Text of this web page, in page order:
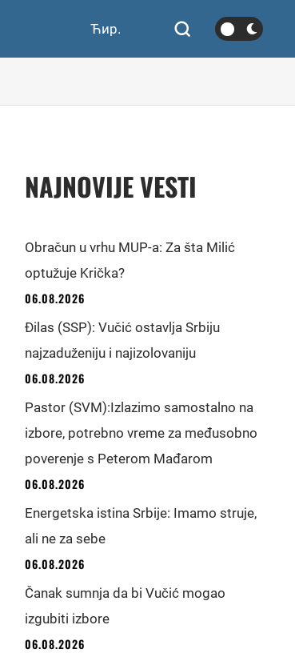
Ћир.
NAJNOVIJE VESTI
Obračun u vrhu MUP-a: Za šta Milić
optužuje Krička?
06.08.2026
Đilas (SSP): Vučić ostavlja Srbiju
najzaduženiju i najizolovaniju
06.08.2026
Pastor (SVM):Izlazimo samostalno na
izbore, potrebno vreme za međusobno
poverenje s Peterom Mađarom
06.08.2026
Energetska istina Srbije: Imamo struje,
ali ne za sebe
06.08.2026
Čanak sumnja da bi Vučić mogao
izgubiti izbore
06.08.2026